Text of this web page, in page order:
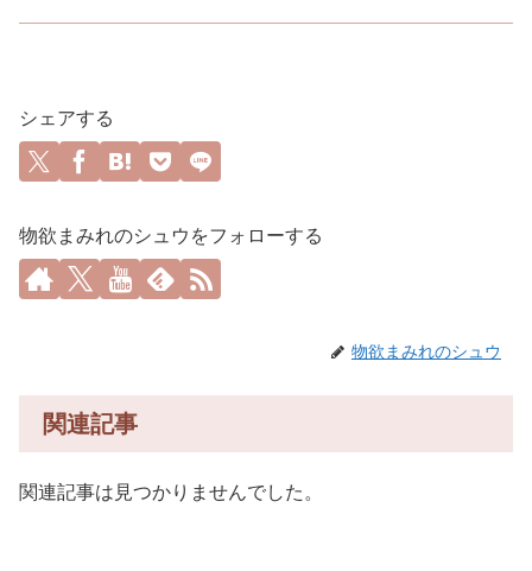
シェアする
物欲まみれのシュウをフォローする
物欲まみれのシュウ
関連記事
関連記事は見つかりませんでした。